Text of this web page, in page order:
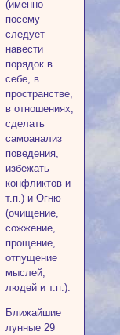
(именно
посему
следует
навести
порядок в
себе, в
пространстве,
в отношениях,
сделать
самоанализ
поведения,
избежать
конфликтов и
т.п.) и Огню
(очищение,
сожжение,
прощение,
отпущение
мыслей,
людей и т.п.).
Ближайшие
лунные 29